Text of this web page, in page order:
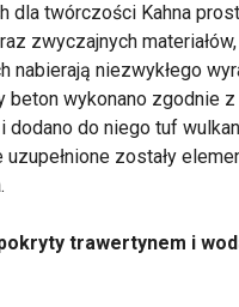
dla twórczości Kahna
zwyczajnych
nabierają niezwykłego
beton wykonano zgodnie z
dodano do niego tuf
zostały
trawertynem i